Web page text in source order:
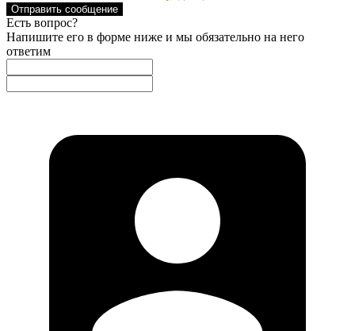
Отправить сообщение
Есть вопрос?
Напишите его в форме ниже и мы обязательно на него
ответим